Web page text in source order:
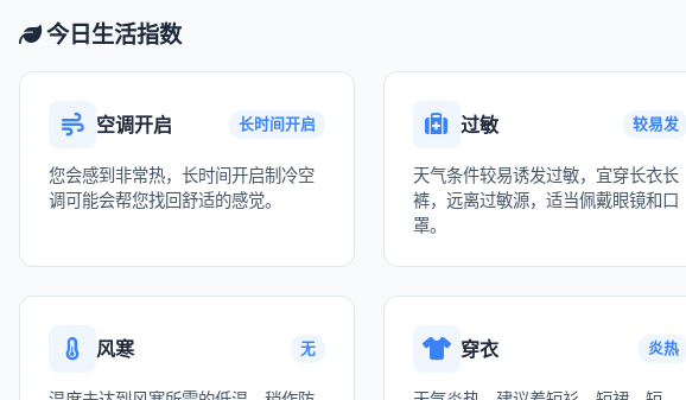
今日生活指数
空调开启 长时间开启
您会感到非常热，长时间开启制冷空
调可能会帮您找回舒适的感觉。
过敏 较易发
天气条件较易诱发过敏，宜穿长衣长
裤，远离过敏源，适当佩戴眼镜和口
罩。
风寒 无 穿衣 炎热